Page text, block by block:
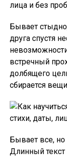
лица и без
Бывает
друга спустя
встречный
долбящего
сбирается
Бывает все,
Длинный